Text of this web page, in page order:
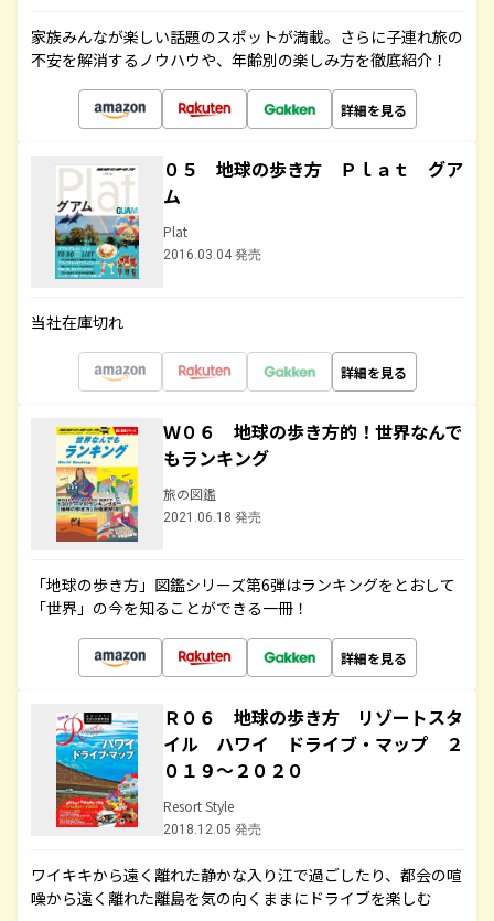
家族みんなが楽しい話題のスポットが満載。さらに子連れ旅の
不安を解消するノウハウや、年齢別の楽しみ方を徹底紹介！
詳細を見る
０５ 地球の歩き方 Ｐｌａｔ グア
ム
Plat
2016.03.04 発売
当社在庫切れ
詳細を見る
Ｗ０６ 地球の歩き方的！世界なんで
もランキング
旅の図鑑
2021.06.18 発売
「地球の歩き方」図鑑シリーズ第6弾はランキングをとおして
「世界」の今を知ることができる一冊！
詳細を見る
Ｒ０６ 地球の歩き方 リゾートスタ
イル ハワイ ドライブ・マップ ２
０１９～２０２０
Resort Style
2018.12.05 発売
ワイキキから遠く離れた静かな入り江で過ごしたり、都会の喧
噪から遠く離れた離島を気の向くままにドライブを楽しむ